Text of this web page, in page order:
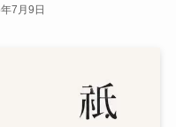
7月9日